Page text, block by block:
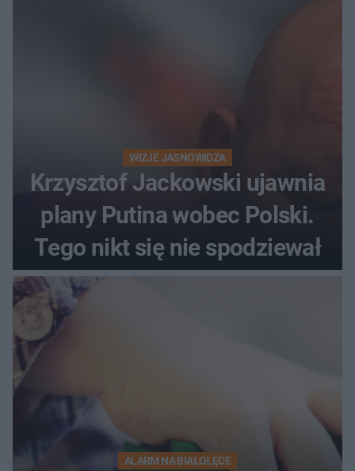
WIZJE JASNOWIDZA
Krzysztof Jackowski ujawnia
plany Putina wobec Polski.
Tego nikt się nie spodziewał
ALARM NA BIAŁOŁĘCE